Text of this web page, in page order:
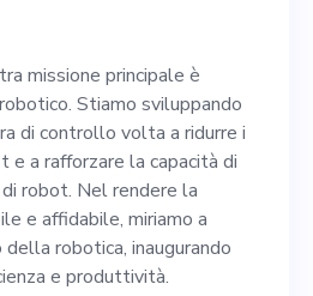
Competente
negli algoritmi
artificiale,
IoT, nelle
sensori e nella
missione principale è
Stiamo sviluppando
di controllo volta a ridurre i
e a rafforzare la capacità di
robot. Nel rendere la
e affidabile, miriamo a
robotica, inaugurando
e produttività.